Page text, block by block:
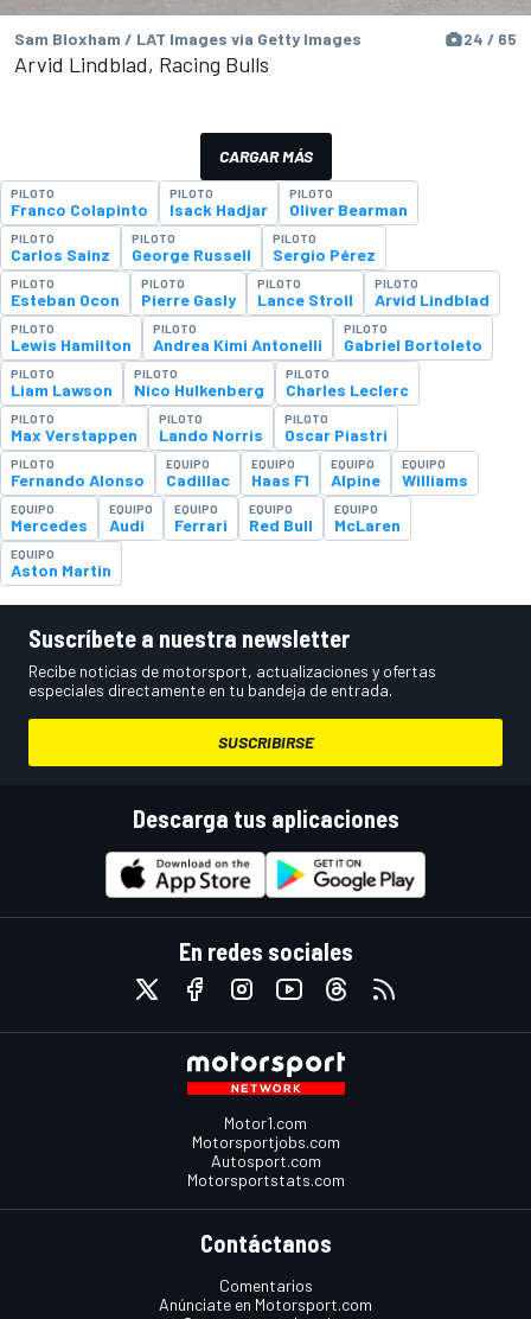
Sam Bloxham / LAT Images via Getty Images 24 / 65
Arvid Lindblad, Racing Bulls
CARGAR MÁS
PILOTO
Franco Colapinto
PILOTO
Isack Hadjar
PILOTO
Oliver Bearman
PILOTO
Carlos Sainz
PILOTO
George Russell
PILOTO
Sergio Pérez
PILOTO
Esteban Ocon
PILOTO
Pierre Gasly
PILOTO
Lance Stroll
PILOTO
Arvid Lindblad
PILOTO
Lewis Hamilton
PILOTO
Andrea Kimi Antonelli
PILOTO
Gabriel Bortoleto
PILOTO
Liam Lawson
PILOTO
Nico Hulkenberg
PILOTO
Charles Leclerc
PILOTO
Max Verstappen
PILOTO
Lando Norris
PILOTO
Oscar Piastri
PILOTO
Fernando Alonso
EQUIPO
Cadillac
EQUIPO
Haas F1
EQUIPO
Alpine
EQUIPO
Williams
EQUIPO
Mercedes
EQUIPO
Audi
EQUIPO
Ferrari
EQUIPO
Red Bull
EQUIPO
McLaren
EQUIPO
Aston Martin
Suscríbete a nuestra newsletter
Recibe noticias de motorsport, actualizaciones y ofertas
especiales directamente en tu bandeja de entrada.
SUSCRIBIRSE
Descarga tus aplicaciones
En redes sociales
Motor1.com
Motorsportjobs.com
Autosport.com
Motorsportstats.com
Contáctanos
Comentarios
Anúnciate en Motorsport.com